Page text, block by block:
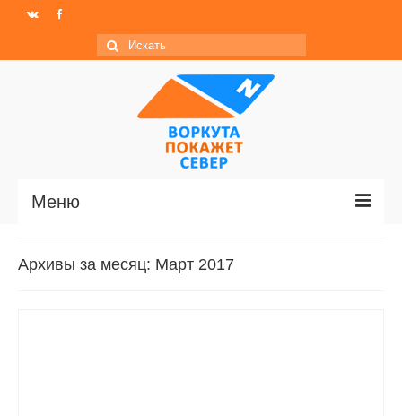
Искать:
Меню
Архивы за месяц: Март 2017